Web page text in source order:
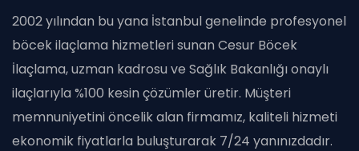
2002 yılından bu yana İstanbul genelinde profesyonel
böcek ilaçlama hizmetleri sunan Cesur Böcek
İlaçlama, uzman kadrosu ve Sağlık Bakanlığı onaylı
ilaçlarıyla %100 kesin çözümler üretir. Müşteri
memnuniyetini öncelik alan firmamız, kaliteli hizmeti
ekonomik fiyatlarla buluşturarak 7/24 yanınızdadır.